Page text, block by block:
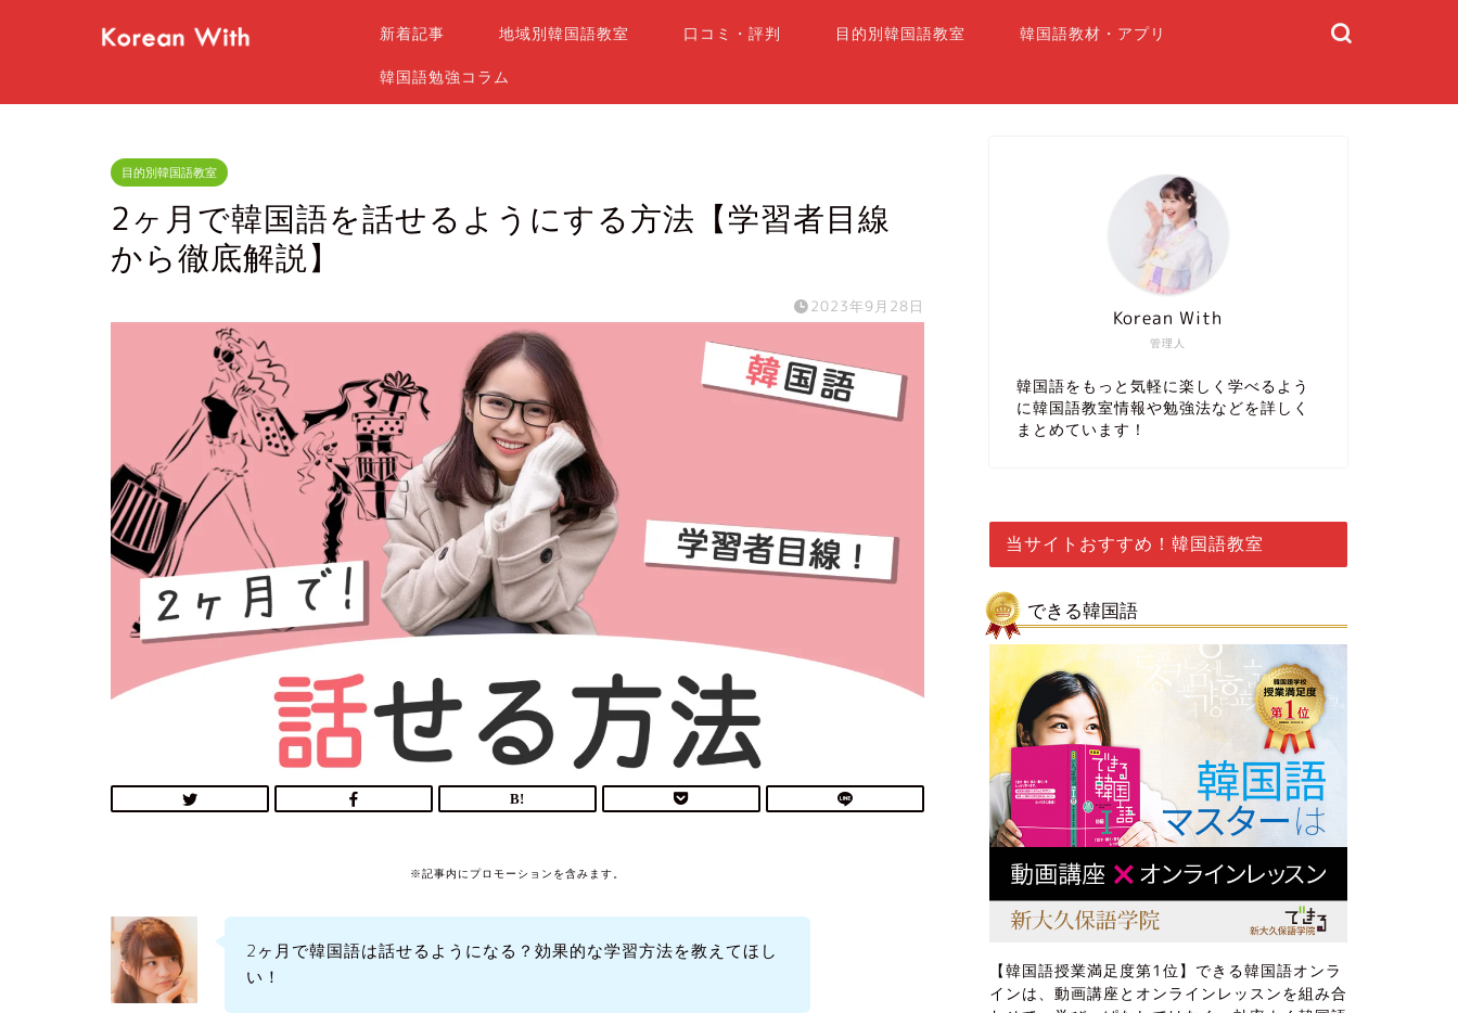
新着記事 地域別韓国語教室 口コミ・評判 目的別韓国語教室 韓国語教材・アプリ
韓国語勉強コラム
目的別韓国語教室
2ヶ月で韓国語を話せるようにする方法【学習者目線
から徹底解説】
2023年9月28日
※記事内にプロモーションを含みます。
2ヶ月で韓国語は話せるようになる？効果的な学習方法を教えてほし
い！
管理人
Korean With
韓国語をもっと気軽に楽しく学べるよう
に韓国語教室情報や勉強法などを詳しく
まとめています！
当サイトおすすめ！韓国語教室
できる韓国語
【韓国語授業満足度第1位】できる韓国語オンラ
インは、動画講座とオンラインレッスンを組み合